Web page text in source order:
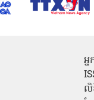
អ្
លិ